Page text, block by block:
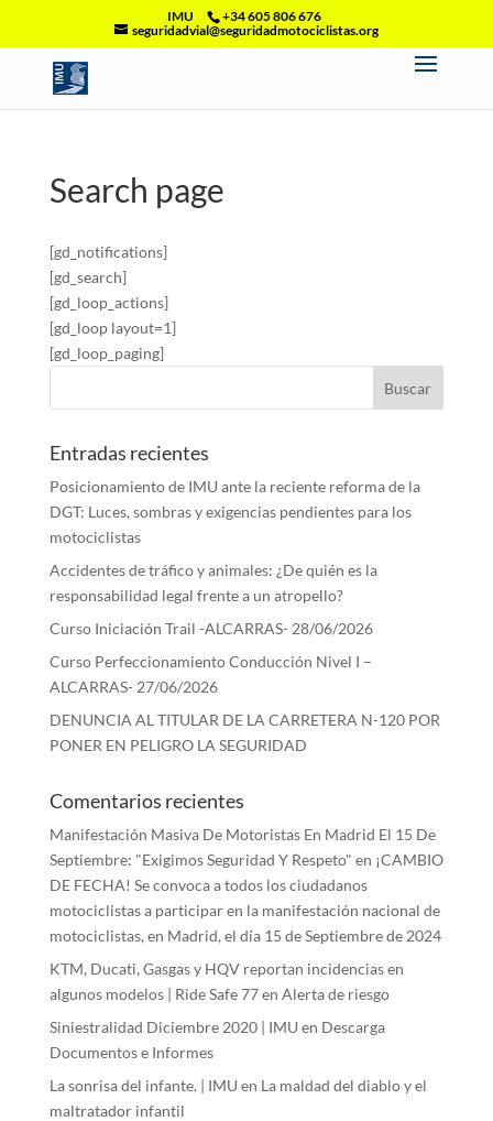
IMU
+34 605 806 676
seguridadvial@seguridadmotociclistas.org
Search page
[gd_notifications]
[gd_search]
[gd_loop_actions]
[gd_loop layout=1]
[gd_loop_paging]
Entradas recientes
Posicionamiento de IMU ante la reciente reforma de la
DGT: Luces, sombras y exigencias pendientes para los
motociclistas
Accidentes de tráfico y animales: ¿De quién es la
responsabilidad legal frente a un atropello?
Curso Iniciación Trail -ALCARRAS- 28/06/2026
Curso Perfeccionamiento Conducción Nivel I –
ALCARRAS- 27/06/2026
DENUNCIA AL TITULAR DE LA CARRETERA N-120 POR
PONER EN PELIGRO LA SEGURIDAD
Comentarios recientes
Manifestación Masiva De Motoristas En Madrid El 15 De
Septiembre: "Exigimos Seguridad Y Respeto" en ¡CAMBIO
DE FECHA! Se convoca a todos los ciudadanos
motociclistas a participar en la manifestación nacional de
motociclistas, en Madrid, el día 15 de Septiembre de 2024
KTM, Ducati, Gasgas y HQV reportan incidencias en
algunos modelos | Ride Safe 77en Alerta de riesgo
Siniestralidad Diciembre 2020 | IMU en Descarga
Documentos e Informes
La sonrisa del infante. | IMU en La maldad del diablo y el
maltratador infantil